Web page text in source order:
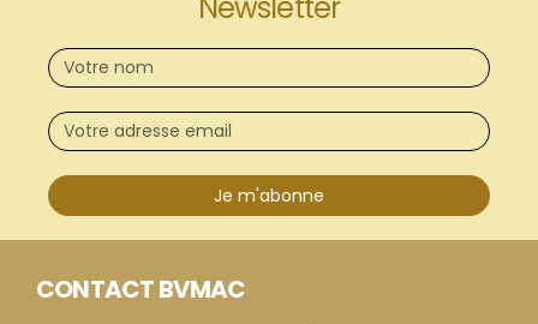
Je m'abonne
CONTACT BVMAC